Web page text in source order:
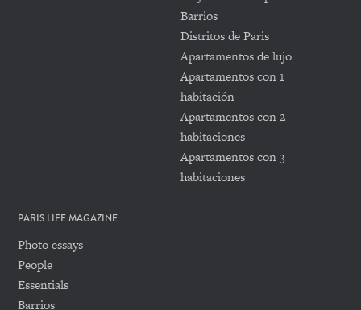
Barrios
Distritos de Paris
Apartamentos de lujo
Apartamentos con 1
habitación
Apartamentos con 2
habitaciones
Apartamentos con 3
habitaciones
PARIS LIFE MAGAZINE
Photo essays
People
Essentials
Barrios